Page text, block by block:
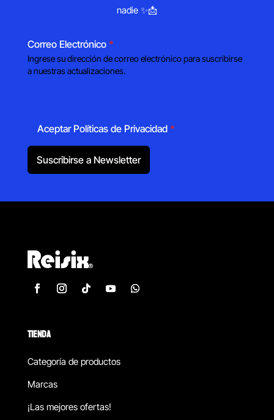
nadie ✨📩
Correo Electrónico *
Ingrese su dirección de correo electrónico para suscribirse
a nuestras actualizaciones.
Aceptar Políticas de Privacidad *
Suscribirse a Newsletter
TIENDA
Categoría de productos
Marcas
¡Las mejores ofertas!